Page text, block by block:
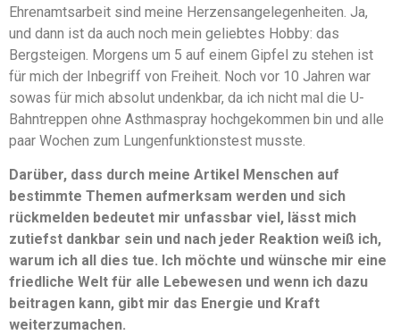
Ehrenamtsarbeit sind meine Herzensangelegenheiten. Ja,
und dann ist da auch noch mein geliebtes Hobby: das
Bergsteigen. Morgens um 5 auf einem Gipfel zu stehen ist
für mich der Inbegriff von Freiheit. Noch vor 10 Jahren war
sowas für mich absolut undenkbar, da ich nicht mal die U-
Bahntreppen ohne Asthmaspray hochgekommen bin und alle
paar Wochen zum Lungenfunktionstest musste.
Darüber, dass durch meine Artikel Menschen auf
bestimmte Themen aufmerksam werden und sich
rückmelden bedeutet mir unfassbar viel, lässt mich
zutiefst dankbar sein und nach jeder Reaktion weiß ich,
warum ich all dies tue. Ich möchte und wünsche mir eine
friedliche Welt für alle Lebewesen und wenn ich dazu
beitragen kann, gibt mir das Energie und Kraft
weiterzumachen.